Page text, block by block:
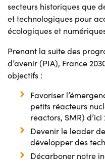
secteurs historiques que
et technologiques pour
écologiques et
Prenant la suite des
d’avenir (PIA), France
objectifs :
Favoriser
petits réacteurs
reactors, SMR) d’ici
Devenir le leader
développer des
Décarboner notre